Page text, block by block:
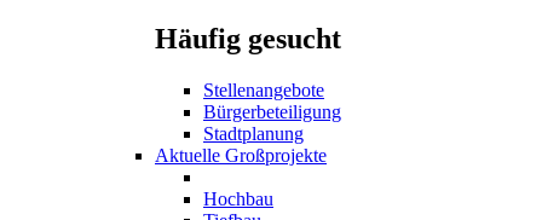
Häufig gesucht
Stellenangebote
Bürgerbeteiligung
Stadtplanung
Aktuelle Großprojekte
Hochbau